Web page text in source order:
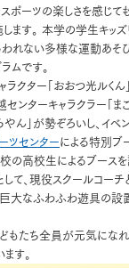
ポーツの楽しさを感じても
します。 本学の学生キッ
れない多様な運動あそ
ムです。
クター「おおつ光ルくん
センターキャラクラー「ま
やん」が勢ぞろいし、イベ
ツセンターによる特別ブ
高校生によるブースを
して、現役スクールコー
大なふわふわ遊具の設
もたち全員が元気になれ
す。